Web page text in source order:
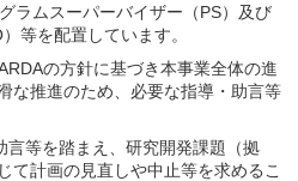
ラムスーパーバイザー（PS）及び
等を配置しています。
の方針に基づき本事業全体の進
な推進のため、必要な指導・助言等
言等を踏まえ、研究開発課題（拠
て計画の見直しや中止等を求めるこ